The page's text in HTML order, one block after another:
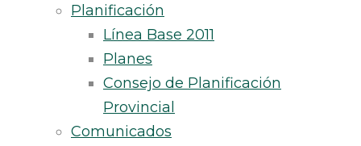
Planificación
Línea Base 2011
Planes
Consejo de Planificación
Provincial
Comunicados